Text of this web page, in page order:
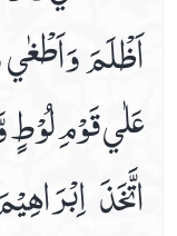
اَظْلَمَ
عَلٰي قَوْمِ
اتَّخَذَ